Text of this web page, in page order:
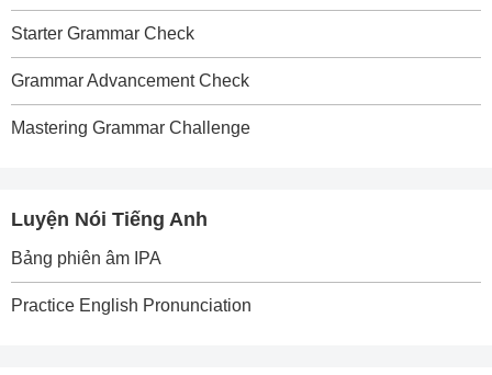
Starter Grammar Check
Grammar Advancement Check
Mastering Grammar Challenge
Luyện Nói Tiếng Anh
Bảng phiên âm IPA
Practice English Pronunciation